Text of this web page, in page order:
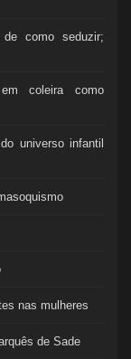
como seduzir;
coleira como
universo infantil
nas mulheres
de Sade